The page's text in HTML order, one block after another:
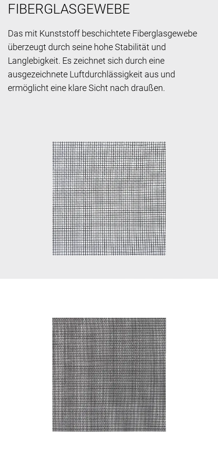
FIBERGLASGEWEBE
Das mit Kunststoff beschichtete Fiberglasgewebe
überzeugt durch seine hohe Stabilität und
Langlebigkeit. Es zeichnet sich durch eine
ausgezeichnete Luftdurchlässigkeit aus und
ermöglicht eine klare Sicht nach draußen.